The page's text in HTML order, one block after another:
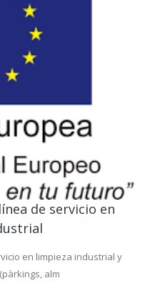
de servicio en
en limpieza industrial y
alm